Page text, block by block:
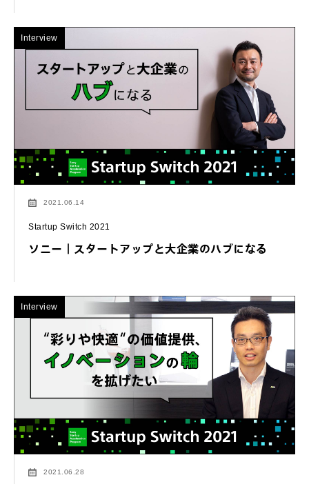
Interview
2021.06.14
Startup Switch 2021
ソニー｜スタートアップと大企業のハブになる
Interview
2021.06.28